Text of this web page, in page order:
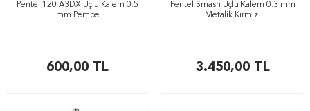
Pentel 120 A3DX Uçlu Kalem 0.5
mm Pembe
600,00 TL
Pentel Smash Uçlu Kalem 0.3 mm
Metalik Kırmızı
3.450,00TL